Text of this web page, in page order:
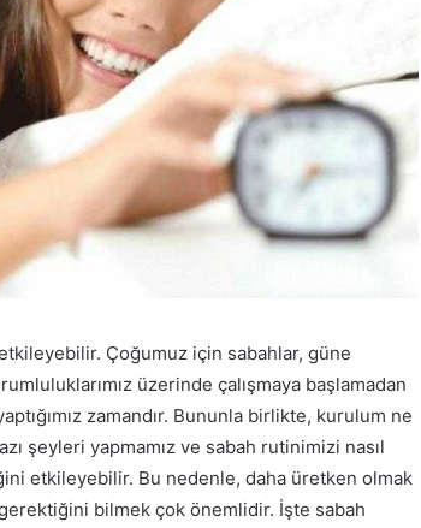
etkileyebilir. Çoğumuz için sabahlar, güne
üzerinde çalışmaya başlamadan
zamandır. Bununla birlikte, kurulum ne
şeyleri yapmamız ve sabah rutinimizi nasıl
etkileyebilir. Bu nedenle, daha üretken olmak
bilmek çok önemlidir. İşte sabah